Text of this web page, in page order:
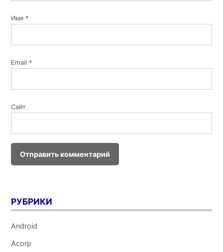
Имя *
Email *
Сайт
РУБРИКИ
Android
Acorp